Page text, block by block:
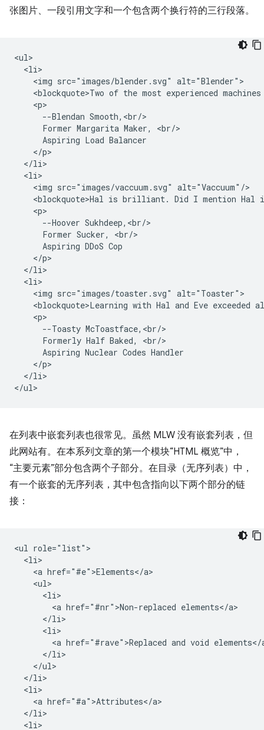
张图片、一段引用文字和一个包含两个换行符的三行段落。
<ul>
  <li>
    <img src="images/blender.svg" alt="Blender">
<blockquote>Two of the most experienced
    <p>
      --Blendan Smooth,<br/>
      Former Margarita Maker, <br/>
      Aspiring Load Balancer
    </p>
  </li>
  <li>
    <img src="images/vaccuum.svg" alt="Vaccuum"/>
<blockquote>Hal is brilliant. Did I mention Hal
    <p>
      --Hoover Sukhdeep,<br/>
      Former Sucker, <br/>
      Aspiring DDoS Cop
    </p>
  </li>
  <li>
    <img src="images/toaster.svg" alt="Toaster">
<blockquote>Learning with Hal and Eve exceeded
    <p>
      --Toasty McToastface,<br/>
      Formerly Half Baked, <br/>
      Aspiring Nuclear Codes Handler
    </p>
  </li>
在列表中嵌套列表也很常见。虽然 MLW 没有嵌套列表，但
此网站有。在本系列文章的第一个模块“HTML 概览”中，
“主要元素”部分包含两个子部分。在目录（无序列表）中，
有一个嵌套的无序列表，其中包含指向以下两个部分的链
接：
<ul role="list">
  <li>
    <a href="#e">Elements</a>
    <ul>
      <li>
        <a href="#nr">Non-replaced elements</a>
      </li>
      <li>
<a href="#rave">Replaced and void elements</
      </li>
    </ul>
  </li>
  <li>
    <a href="#a">Attributes</a>
  </li>
  <li>